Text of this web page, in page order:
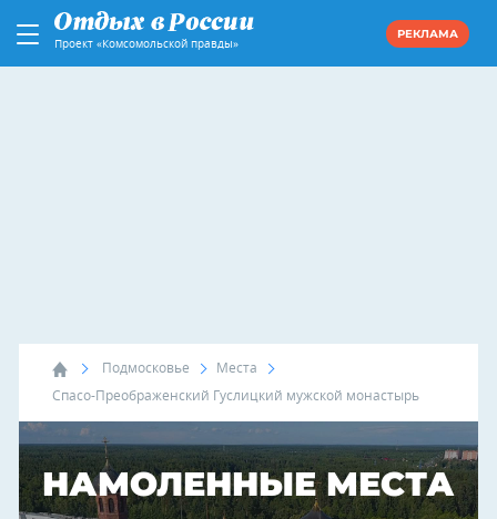
Проект «Комсомольской правды»
РЕКЛАМА
Подмосковье Места
Спасо-Преображенский Гуслицкий мужской монастырь
НАМОЛЕННЫЕ МЕСТА